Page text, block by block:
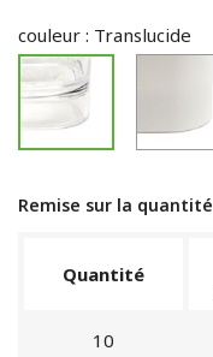
couleur : Translucide
Remise sur la quantité
Quantité
10